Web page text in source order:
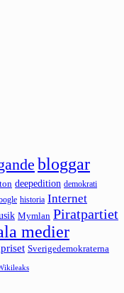
bloggar
deepedition demokrati
historia Internet
Mymlan Piratpartiet
medier
Sverigedemokraterna